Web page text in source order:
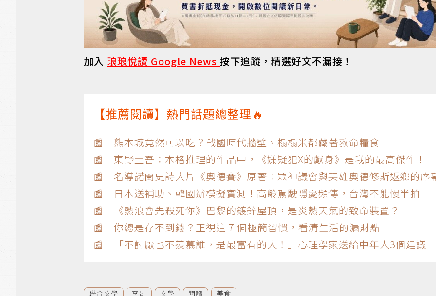
加入 琅琅悅讀 Google News 按下追蹤，精選好文不漏接！
【推薦閱讀】熱門話題總整理🔥
📰 熊本城竟然可以吃？戰國時代牆壁、榻榻米都藏著救命糧食
📰 東野圭吾：本格推理的作品中，《嫌疑犯X的獻身》是我的最高傑作！
📰 名導諾蘭史詩大片《奧德賽》原著：眾神議會與英雄奧德修斯返鄉的序
📰 日本送補助、韓國辦模擬實測！高齡駕駛隱憂頻傳，台灣不能慢半拍
📰 《熱浪會先殺死你》巴黎的鍍鋅屋頂，是炎熱天氣的致命裝置？
📰 你總是存不到錢？正視這 7 個極簡習慣，看清生活的漏財點
📰 「不討厭也不羨慕誰，是最富有的人！」心理學家送給中年人3個建議
聯合文學 李昂 文學 閱讀 美食